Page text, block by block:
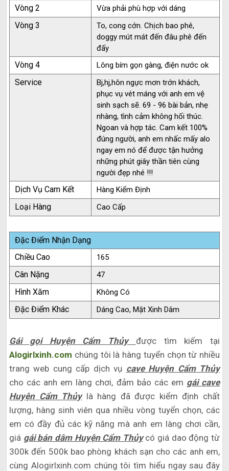
Vòng 2 Vừa phải phù hợp với dáng
Vòng 3
To, cong cớn. Chịch bao phê,
doggy mút mát đến đâu phê đến
đấy
Vòng 4 Lông bím gọn gàng, điện nước ok
Service
Bj,hj,hôn ngực mơn trớn khách,
phục vụ vét máng với anh em vệ
sinh sạch sẽ. 69 - 96 bài bản, nhẹ
nhàng, tình cảm không hối thúc.
Ngoan và hợp tác. Cam kết 100%
đúng người, anh em nhấc mấy alo
ngay em nó để được tận hưởng
những phút giây thần tiên cùng
người đẹp nhé !!!
Dịch Vụ Cam Kết Hàng Kiểm Định
Loại Hàng Cao Cấp
Đặc Điểm Nhận Dạng
Chiều Cao
165
Cân Nặng 47
Hình Xăm Không Có
Đặc Điểm Khác Dáng Cao, Mặt Xinh Dâm
Gái gọi Huyện Cẩm Thủy
được tìm kiếm tại
Alogirlxinh.com chúng tôi là hàng tuyển chọn từ nhiều
trang web cung cấp dịch vụ cave Huyện Cẩm Thủy
cho các anh em làng chơi, đảm bảo các em gái cave
Huyện Cẩm Thủylà hàng đã được kiểm định chất
lượng, hàng sinh viên qua nhiều vòng tuyển chọn, các
em có đầy đủ các kỹ năng mà anh em làng chơi cần,
giá gái bán dâm Huyện Cẩm Thủycó giá dao động từ
300k đến 500k bao phòng khách sạn cho các anh em,
cùng Alogirlxinh.com chúng tôi tìm hiểu ngay sau đây